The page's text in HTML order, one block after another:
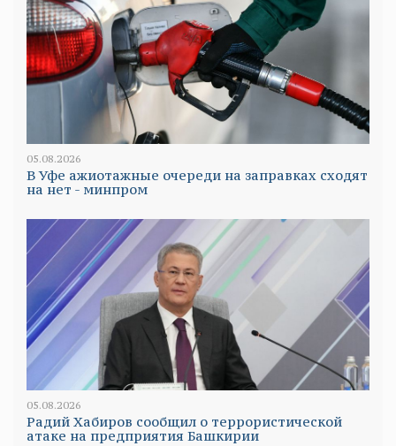
05.08.2026
В Уфе ажиотажные очереди на заправках сходят
на нет - минпром
05.08.2026
Радий Хабиров сообщил о террористической
атаке на предприятия Башкирии